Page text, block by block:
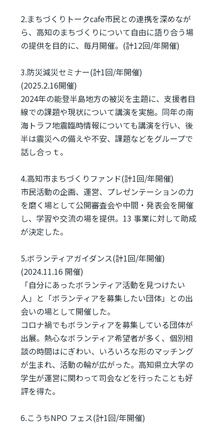
2.まちづくりトークcafe市民との連携を深めなが
ら、高知のまちづくりについて自由に語り合う場
の提供を目的に、毎月開催。(計12回/年開催)
3.防災減災セミナー(計1回/年開催)
(2025.2.16開催)
2024年の能登半島地方の被災を主題に、支援者目
線での課題や現状について講演を実施。同年の南
海トラフ地震臨時情報についても講演を行い、後
半は震災への備えや不安、課題などをグループで
話し合っｔ。
4.高知市まちづくりファンド(計1回/年開催)
市民活動の企画、運営、プレゼンテーションの力
を磨く場として公開審査会や中間・発表会を開催
し、学習や交流の場を提供。13 事業に対して助成
が決定した。
5.ボランティアガイダンス(計1回/年開催)
(2024.11.16 開催)
「自分にあったボランティア活動を見つけたい
人」と「ボランティアを募集したい団体」との出
会いの場として開催した。
コロナ禍でもボランティアを募集している団体が
出展。熱心なボランティア希望者が多く、個別相
談の時間はにぎわい、いろいろな形のマッチング
が生まれ、活動の輪が広がった。高知県立大学の
学生が運営に関わって司会などを行ったことも好
評を得た。
6.こうちNPO フェス(計1回/年開催)